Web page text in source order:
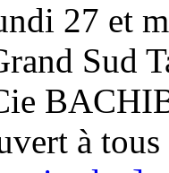
27 et
Sud
à tous